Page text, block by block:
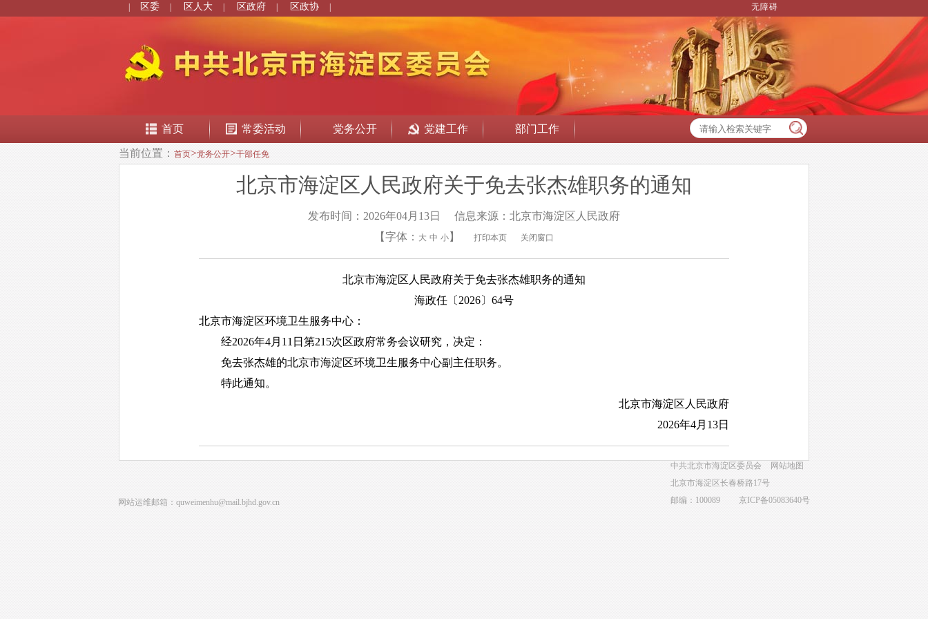
区委 区人大 区政府 区政协 无障碍
首页 常委活动 党务公开 党建工作 部门工作
当前位置： 首页>党务公开>干部任免
北京市海淀区人民政府关于免去张杰雄职务的通知
发布时间：2026年04月13日
信息来源：北京市海淀区人民政府
【字体： 大 中 小 】 打印本页 关闭窗口
北京市海淀区人民政府关于免去张杰雄职务的通知
海政任〔2026〕64号
北京市海淀区环境卫生服务中心：
经2026年4月11日第215次区政府常务会议研究，决定：
免去张杰雄的北京市海淀区环境卫生服务中心副主任职务。
特此通知。
北京市海淀区人民政府
2026年4月13日
网站运维邮箱：quweimenhu@mail.bjhd.gov.cn
中共北京市海淀区委员会
网站地图
北京市海淀区长春桥路17号
邮编：100089
京ICP备05083640号